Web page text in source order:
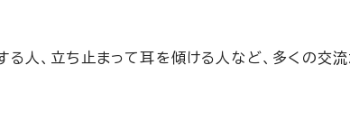
人、立ち止まって耳を傾ける人など、多くの交流